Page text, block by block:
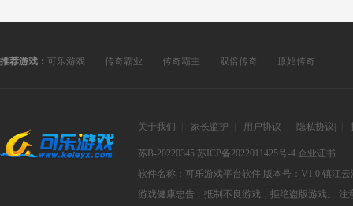
推荐游戏： 可乐游戏 传奇霸业 传奇霸主 双倍传奇 原始传奇
关于我们 家长监护 用户协议 隐私协议|
苏B-20220345 苏ICP备2022011425号-4 企业证书
软件名称：可乐游戏平台软件 版本号：V1.0 镇江云
游戏健康忠告：抵制不良游戏，拒绝盗版游戏。